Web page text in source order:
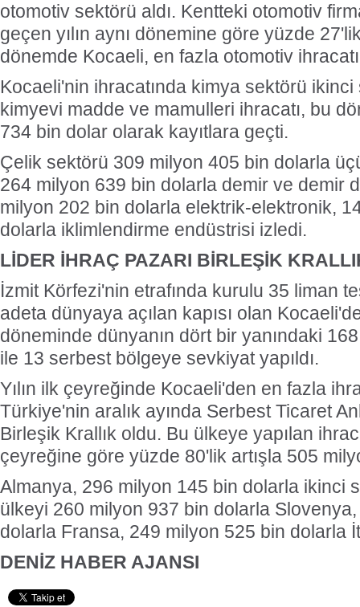
otomotiv sektörü aldı. Kentteki otomotiv
geçen yılın aynı dönemine göre yüzde
dönemde Kocaeli, en fazla otomotiv
Kocaeli'nin ihracatında kimya sektörü ikinci
kimyevi madde ve mamulleri ihracatı, bu
734 bin dolar olarak kayıtlara geçti.
Çelik sektörü 309 milyon 405 bin dolarla
264 milyon 639 bin dolarla demir ve demir
milyon 202 bin dolarla elektrik-elektronik,
dolarla iklimlendirme endüstrisi izledi.
LİDER İHRAÇ PAZARI BİRLEŞİK
İzmit Körfezi'nin etrafında kurulu 35 liman
adeta dünyaya açılan kapısı olan
döneminde dünyanın dört bir yanındaki
ile 13 serbest bölgeye sevkiyat yapıldı.
Yılın ilk çeyreğinde Kocaeli'den en fazla
Türkiye'nin aralık ayında Serbest Ticaret
Birleşik Krallık oldu. Bu ülkeye yapılan
çeyreğine göre yüzde 80'lik artışla 505
Almanya, 296 milyon 145 bin dolarla ikinci
ülkeyi 260 milyon 937 bin dolarla
dolarla Fransa, 249 milyon 525 bin dolarla
DENİZ HABER AJANSI